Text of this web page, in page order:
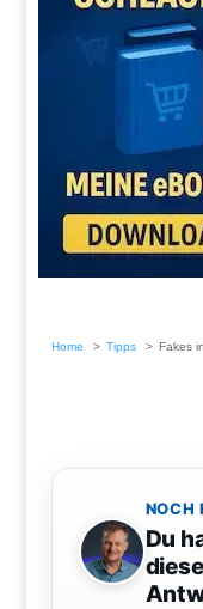
Home Tipps Fakes
NOCH
Du